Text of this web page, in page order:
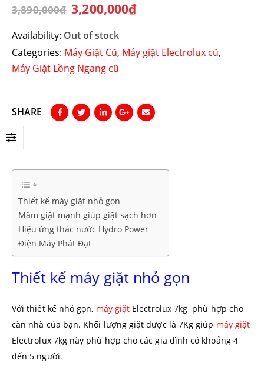
3,890,000₫ 3,200,000₫
Availability: Out of stock
Categories: Máy Giặt Cũ, Máy giặt Electrolux cũ,
Máy Giặt Lồng Ngang cũ
SHARE
Thiết kế máy giặt nhỏ gọn
Mâm giặt mạnh giúp giặt sạch hơn
Hiệu ứng thác nước Hydro Power
Điện Máy Phát Đạt
Thiết kế máy giặt nhỏ gọn
Với thiết kế nhỏ gọn, máy giặt Electrolux 7kg phù hợp cho
căn nhà của bạn. Khối lượng giặt được là 7Kg giúp máy giặt
Electrolux 7kg này phù hợp cho các gia đình có khoảng 4
đến 5 người.